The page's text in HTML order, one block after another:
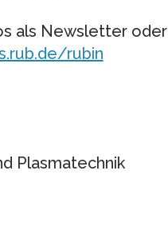
als Newsletter oder
rubin
Plasmatechnik